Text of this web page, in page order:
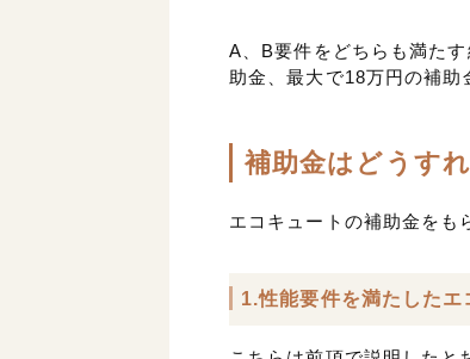
A、B要件をどちらも満た
助金、最大で18万円の補助
補助金はどうす
エコキュートの補助金をも
1.性能要件を満たした